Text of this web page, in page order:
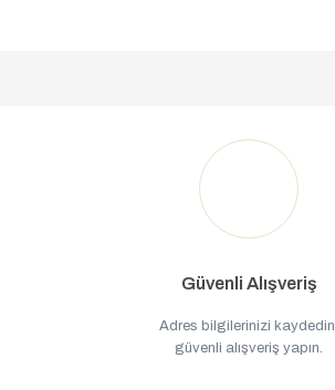
Güvenli Alışveriş
Adres bilgilerinizi
güvenli alışveriş yapın.